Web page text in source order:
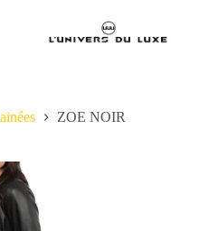
ZOE NOIR